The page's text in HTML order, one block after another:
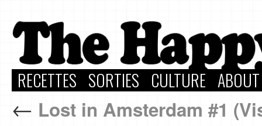
RECETTES SORTIES CULTURE
← Lost in Amsterdam #1